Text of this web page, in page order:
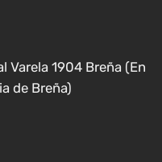
Varela 1904 Breña (En
de Breña)